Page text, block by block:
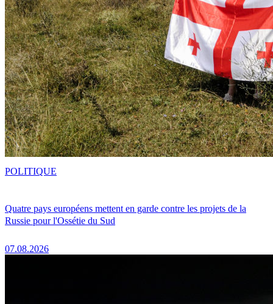
Quatre pays européens mettent en garde contre les projets de la
Russie pour l'Ossétie du Sud
07.08.2026
POLITIQUE